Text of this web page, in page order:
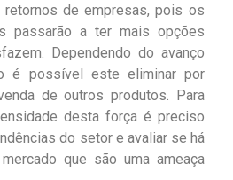
retornos de empresas, pois os
passarão a ter mais opções
Dependendo do avanço
é possível este eliminar por
de outros produtos. Para
desta força é preciso
do setor e avaliar se há
que são uma ameaça